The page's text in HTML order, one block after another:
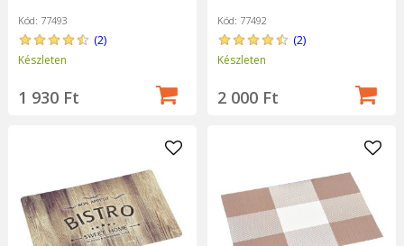
Kód: 77493
(2)
Készleten
1 930 Ft
Kód: 77492
(2)
Készleten
2 000 Ft